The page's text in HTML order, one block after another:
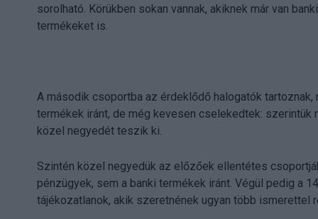
sorolható. Körükben sokan vannak, akiknek már van
termékeket is.
A második csoportba az érdeklődő halogatók
termékek iránt, de még kevesen cselekedtek: szerintük
közel negyedét teszik ki.
Szintén közel negyedük az előzőek ellentétes
pénzügyek, sem a banki termékek iránt. Végül pedig a
tájékozatlanok, akik szeretnének ugyan több ismerettel